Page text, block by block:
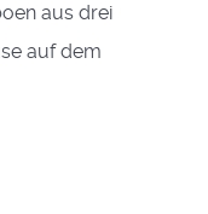
aus drei
auf dem